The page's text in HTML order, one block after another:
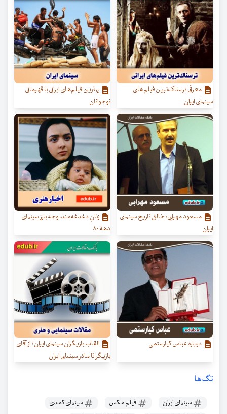
معرفی ترسناک‌ترین فیلم‌های
سینمای ایران
بهترین فیلم‌های ایرانی با قهرمانی
نوجوانان
مسعود مهرابی؛ خالق تاریخ سینمای
ایران
زنانِ دغدغه‌مند؛ وجه بارز سینمای
دهۀ ۸۰
درباره عباس کیارستمی
القاب بازیگران سینمای ایران/ از آقای
بازیگر تا مادر سینمای ایران
تگ‌ها
سینمای ایران فیلم مکس
سینمای کمدی